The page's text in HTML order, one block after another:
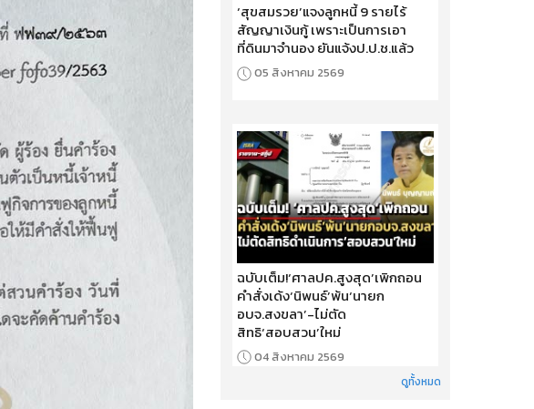
‘สุขสมรวย’แจงลูกหนี้ 9 รายไร้
สัญญาเงินกู้ เพราะเป็นการเอา
ที่ดินมาจำนอง ยันแจ้งป.ป.ช.แล้ว
05 สิงหาคม 2569
ฉบับเต็ม!‘ศาลปค.สูงสุด’เพิกถอน
คำสั่งเด้ง‘นิพนธ์’พ้น‘นายก
อบจ.สงขลา’-ไม่ตัด
สิทธิ‘สอบสวน’ใหม่
04 สิงหาคม 2569
ดูทั้งหมด